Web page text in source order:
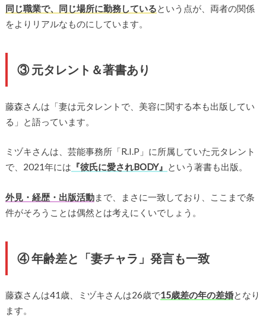
同じ職業で、同じ場所に勤務しているという点が、両者の関係
をよりリアルなものにしています。
③ 元タレント＆著書あり
藤森さんは「妻は元タレントで、美容に関する本も出版してい
る」と語っています。
ミヅキさんは、芸能事務所「R.I.P」に所属していた元タレント
で、2021年には 『彼氏に愛されBODY』 という著書も出版。
外見・経歴・出版活動まで、まさに一致しており、ここまで条
件がそろうことは偶然とは考えにくいでしょう。
④ 年齢差と「妻チャラ」発言も一致
藤森さんは41歳、ミヅキさんは26歳で15歳差の年の差婚となり
ます。